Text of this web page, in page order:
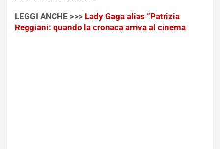
LEGGI ANCHE >>> Lady Gaga alias “Patrizia
Reggiani: quando la cronaca arriva al cinema